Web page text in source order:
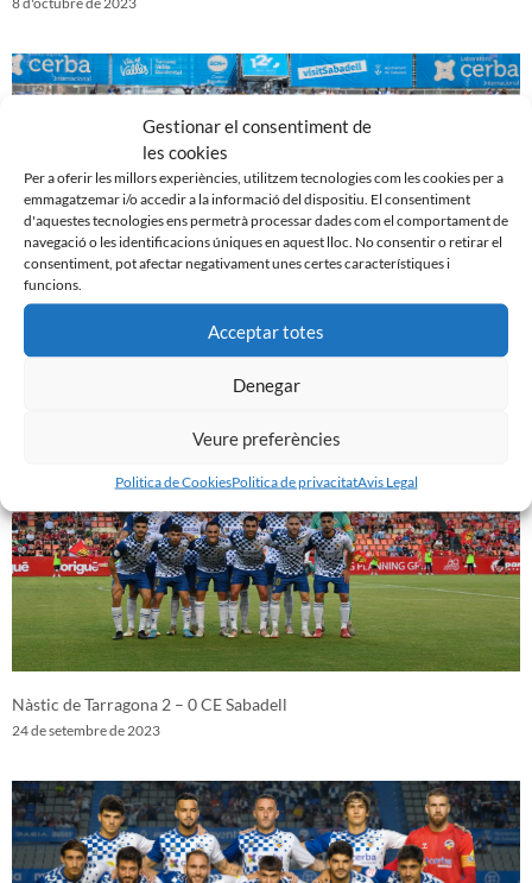
Gestionar el consentiment de
les cookies
Per a oferir les millors experiències, utilitzem tecnologies com les cookies per a
emmagatzemar i/o accedir a la informació del dispositiu. El consentiment
d'aquestes tecnologies ens permetrà processar dades com el comportament de
navegació o les identificacions úniques en aquest lloc. No consentir o retirar el
consentiment, pot afectar negativament unes certes característiques i
funcions.
Acceptar totes
Denegar
Veure preferències
Politica de CookiesPolitica de privacitatAvis Legal
CE Sabadell 3 – 0 Sestao River
Nàstic de Tarragona 2 – 0 CE Sabadell
24 de setembre de 2023